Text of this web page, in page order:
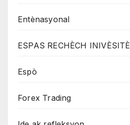
Entènasyonal
ESPAS RECHÈCH INIVÈSITÈ
Espò
Forex Trading